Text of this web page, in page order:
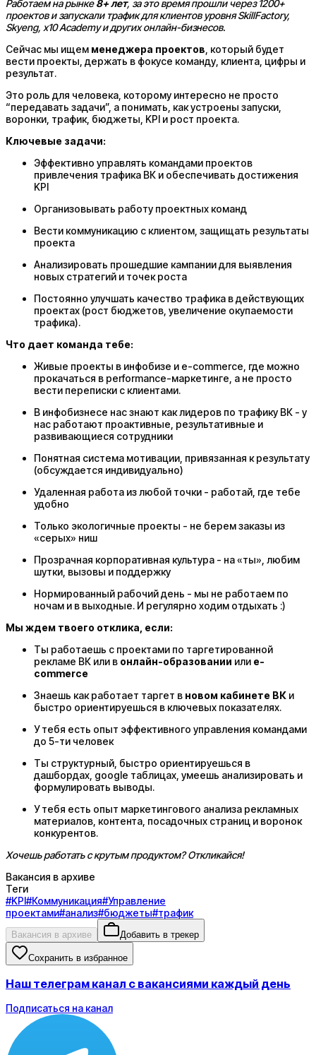
Работаем на рынке8+ лет, за это время прошли через 1200+
проектов и запускали трафик для клиентов уровня SkillFactory,
Skyeng, x10 Academy и других онлайн-бизнесов.
Сейчас мы ищем менеджера проектов , который будет
вести проекты, держать в фокусе команду, клиента, цифры и
результат.
Это роль для человека, которому интересно не просто
“передавать задачи”, а понимать, как устроены запуски,
воронки, трафик, бюджеты, KPI и рост проекта.
Ключевые задачи:
Эффективно управлять командами проектов
привлечения трафика ВК и обеспечивать достижения
KPI
Организовывать работу проектных команд
Вести коммуникацию с клиентом, защищать результаты
проекта
Анализировать прошедшие кампании для выявления
новых стратегий и точек роста
Постоянно улучшать качество трафика в действующих
проектах (рост бюджетов, увеличение окупаемости
трафика).
Что дает команда тебе:
Живые проекты в инфобизе и e-commerce, где можно
прокачаться в performance-маркетинге, а не просто
вести переписки с клиентами.
В инфобизнесе нас знают как лидеров по трафику ВК - у
нас работают проактивные, результативные и
развивающиеся сотрудники
Понятная система мотивации, привязанная к результату
(обсуждается индивидуально)
Удаленная работа из любой точки - работай, где тебе
удобно
Только экологичные проекты - не берем заказы из
«серых» ниш
Прозрачная корпоративная культура - на «ты», любим
шутки, вызовы и поддержку
Нормированный рабочий день - мы не работаем по
ночам и в выходные. И регулярно ходим отдыхать :)
Мы ждем твоего отклика, если:
Ты работаешь с проектами по таргетированной
рекламе ВК или в онлайн-образовании или e-
commerce
Знаешь как работает таргет в новом кабинете ВК и
быстро ориентируешься в ключевых показателях.
У тебя есть опыт эффективного управления командами
до 5-ти человек
Ты структурный, быстро ориентируешься в
дашбордах, google таблицах, умеешь анализировать и
формулировать выводы.
У тебя есть опыт маркетингового анализа рекламных
материалов, контента, посадочных страниц и воронок
конкурентов.
Хочешь работать с крутым продуктом? Откликайся!
Вакансия в архиве
Теги
#KPI#Коммуникация#Управление
проектами#анализ#бюджеты#трафик
Вакансия в архиве Добавить в трекер
Сохранить в избранное
Наш телеграм канал с вакансиями каждый день
Подписаться на канал